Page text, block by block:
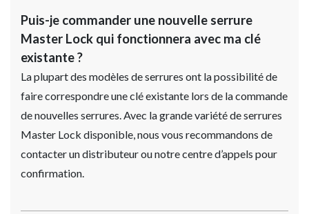
Puis-je commander une nouvelle serrure
Master Lock qui fonctionnera avec ma clé
existante ?
La plupart des modèles de serrures ont la possibilité de
faire correspondre une clé existante lors de la commande
de nouvelles serrures. Avec la grande variété de serrures
Master Lock disponible, nous vous recommandons de
contacter un distributeur ou notre centre d’appels pour
confirmation.